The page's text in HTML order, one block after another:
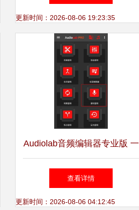
更新时间：2026-08-06 19:23:35
Audiolab音频编辑器专业版 一
站式录音制作解决方案
查看详情
更新时间：2026-08-06 04:12:45